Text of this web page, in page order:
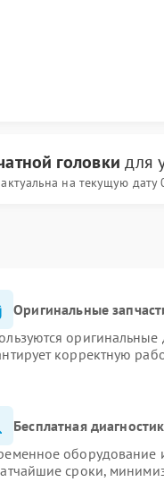
головки для
на текущую дату
Оригинальные
корректную
Бесплатная
оборудование
сроки,